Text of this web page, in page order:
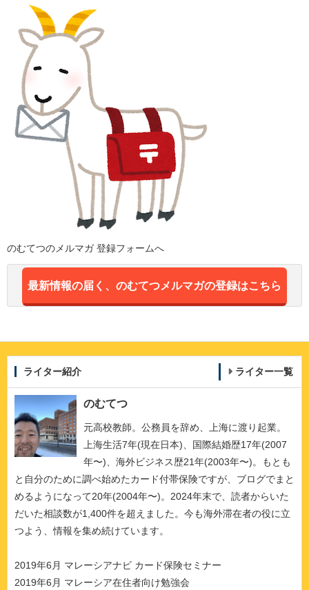
のむてつのメルマガ 登録フォームへ
最新情報の届く、のむてつメルマガの登録はこちら
ライター紹介 ライター一覧
のむてつ
元高校教師。公務員を辞め、上海に渡り起業。
上海生活7年(現在日本)、国際結婚歴17年(2007
年〜)、海外ビジネス歴21年(2003年〜)。もとも
と自分のために調べ始めたカード付帯保険ですが、ブログでまと
めるようになって20年(2004年〜)。2024年末で、読者からいた
だいた相談数が1,400件を超えました。今も海外滞在者の役に立
つよう、情報を集め続けています。
2019年6月 マレーシアナビ カード保険セミナー
2019年6月 マレーシア在住者向け勉強会